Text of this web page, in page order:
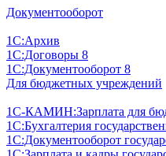
Документооборот
1С:Архив
1С:Договоры 8
1С:Документооборот 8
Для бюджетных учреждений
1С-КАМИН:Зарплата для
1С:Бухгалтерия
1С:Документооборот